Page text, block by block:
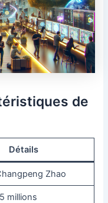
de
Détails
Zhao
millions